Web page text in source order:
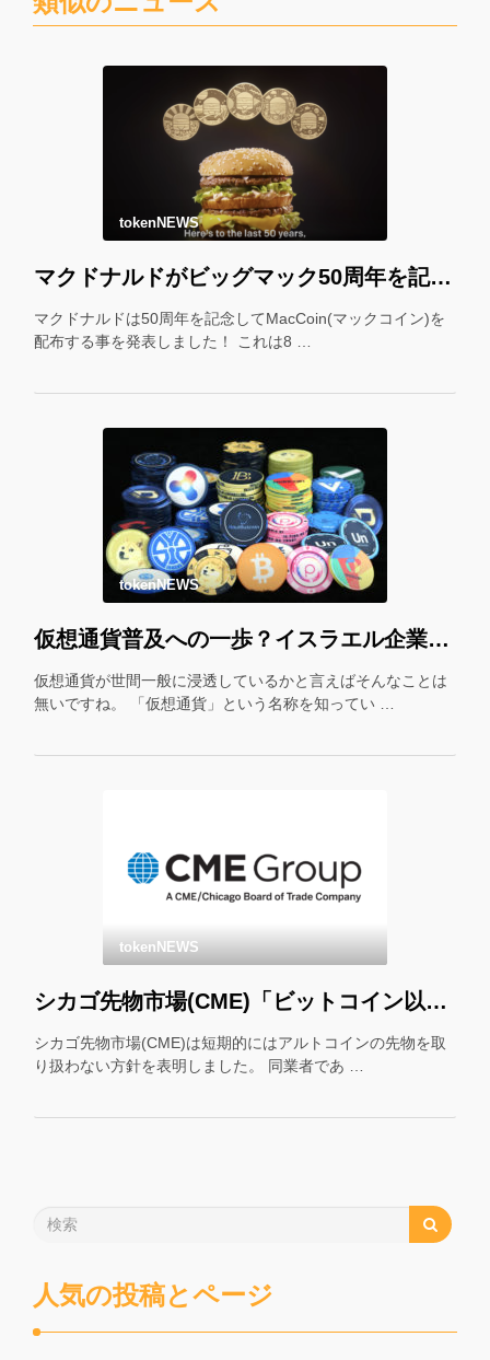
tokenNEWS
マクドナルドがビッグマック50周年を記念して「マックコイン」を配布！＊
マクドナルドは50周年を記念してMacCoin(マックコイン)を
配布する事を発表しました！ これは8 …
tokenNEWS
仮想通貨普及への一歩？イスラエル企業が仮想通貨をギフトカード化！
仮想通貨が世間一般に浸透しているかと言えばそんなことは
無いですね。 「仮想通貨」という名称を知ってい …
tokenNEWS
シカゴ先物市場(CME)「ビットコイン以外の先物はやりません」
シカゴ先物市場(CME)は短期的にはアルトコインの先物を取
り扱わない方針を表明しました。 同業者であ …
人気の投稿とページ